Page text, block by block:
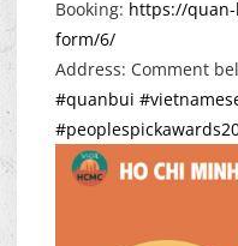
Booking: https://
form/6/
Address: Comment
#quanbui